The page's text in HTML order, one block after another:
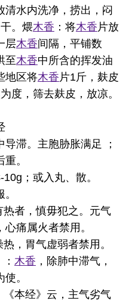
清水内洗净，捞出，闷
。煨木香 ：将木香 片放
层木香间隔，平铺数
至木香中所含的挥发油
地区将木香 片1斤，麸皮
度，筛去麸皮，放凉。
滞。主胞胁胀满足 ；
重。
；或入丸、散。
者，慎毋犯之。元气
痛属火者禁用。
，胃气虚弱者禁用。
木香 ，除肺中滞气，
。
《本经》云，主气劣气